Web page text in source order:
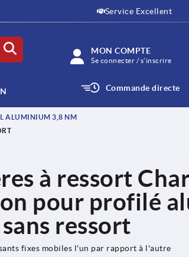
Service Excellent
MON COMPTE
Se connecter / s’inscrire
Commande directe
ALUMINIUM 3,8 NM
à ressort
pour profilé
ressort
fixes mobiles l'un par rapport à l'autre